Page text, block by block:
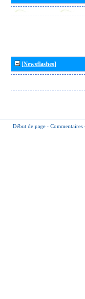
[Newsflashes]
Début de page - Commentaires